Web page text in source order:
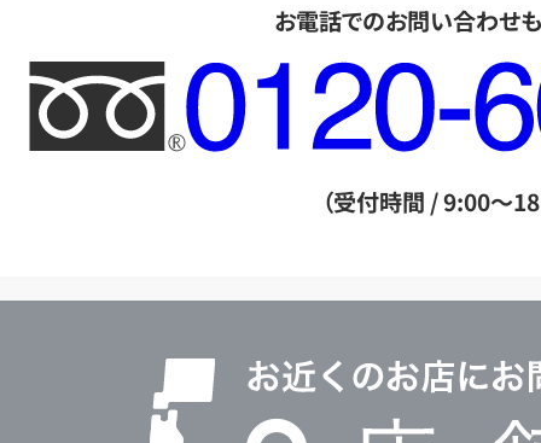
お電話でのお問い合わせ
フ
リ
ー
ル
（受付時間 / 9:00～